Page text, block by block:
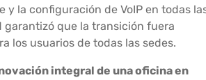
y la configuración de VoIP en todas
garantizó que la transición fuera
los usuarios de todas las sedes.
integral de una oficina en